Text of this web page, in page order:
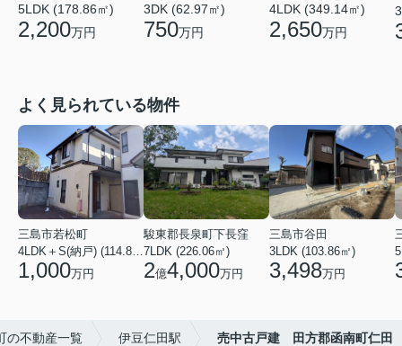
5LDK (178.86㎡)
2,200万円
3DK (62.97㎡)
750万円
4LDK (349.14㎡)
2,650万円
よく見られている物件
三島市若松町
1,000万円
駿東郡長泉町下長窪
7LDK (226.06㎡)
2億4,000万円
三島市谷田
3LDK (103.86㎡)
3,498万円
の不動産一覧 伊豆仁田駅 売中古戸建 田方郡函南町仁田